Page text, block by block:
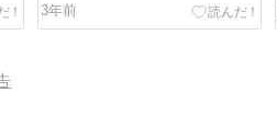
3年前